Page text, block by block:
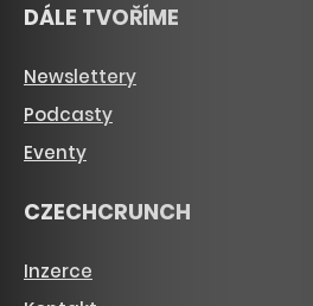
DÁLE TVOŘÍME
Newslettery
Podcasty
Eventy
CZECHCRUNCH
Inzerce